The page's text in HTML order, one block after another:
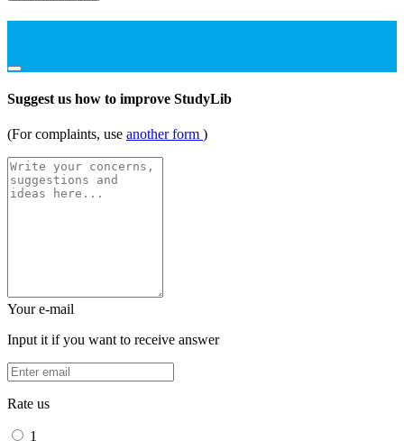
Suggest us how to improve StudyLib
(For complaints, use another form )
Your e-mail
Input it if you want to receive answer
Rate us
1